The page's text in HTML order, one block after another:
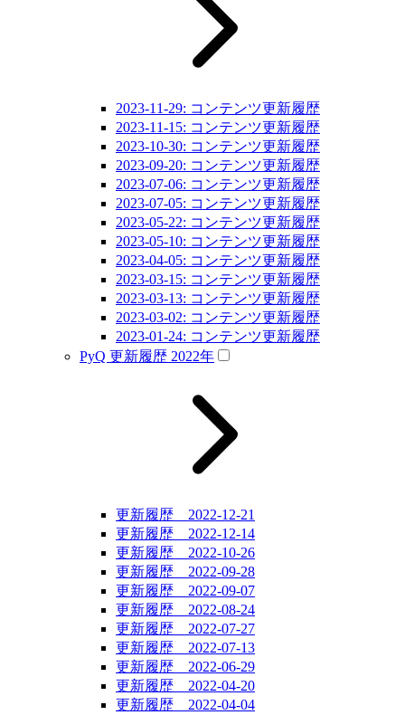
2023-11-29: コンテンツ更新履歴
2023-11-15: コンテンツ更新履歴
2023-10-30: コンテンツ更新履歴
2023-09-20: コンテンツ更新履歴
2023-07-06: コンテンツ更新履歴
2023-07-05: コンテンツ更新履歴
2023-05-22: コンテンツ更新履歴
2023-05-10: コンテンツ更新履歴
2023-04-05: コンテンツ更新履歴
2023-03-15: コンテンツ更新履歴
2023-03-13: コンテンツ更新履歴
2023-03-02: コンテンツ更新履歴
2023-01-24: コンテンツ更新履歴
PyQ 更新履歴 2022年
更新履歴 2022-12-21
更新履歴 2022-12-14
更新履歴 2022-10-26
更新履歴 2022-09-28
更新履歴 2022-09-07
更新履歴 2022-08-24
更新履歴 2022-07-27
更新履歴 2022-07-13
更新履歴 2022-06-29
更新履歴 2022-04-20
更新履歴 2022-04-04